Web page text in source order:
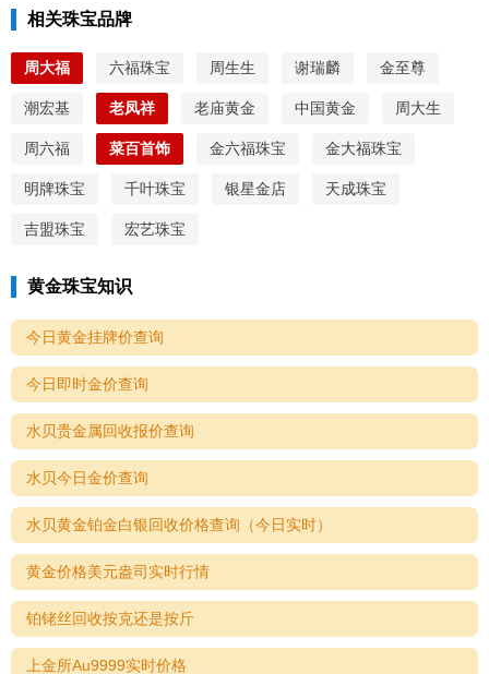
相关珠宝品牌
周大福 六福珠宝 周生生 谢瑞麟 金至尊
潮宏基 老凤祥 老庙黄金 中国黄金 周大生
周六福 菜百首饰 金六福珠宝 金大福珠宝
明牌珠宝 千叶珠宝 银星金店 天成珠宝
吉盟珠宝 宏艺珠宝
黄金珠宝知识
今日黄金挂牌价查询
今日即时金价查询
水贝贵金属回收报价查询
水贝今日金价查询
水贝黄金铂金白银回收价格查询（今日实时）
黄金价格美元盎司实时行情
铂铑丝回收按克还是按斤
上金所Au9999实时价格